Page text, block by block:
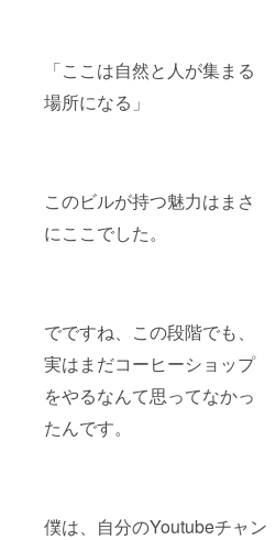
「ここは自然と人が集まる
場所になる」
このビルが持つ魅力はまさ
にここでした。
でですね、この段階でも、
実はまだコーヒーショップ
をやるなんて思ってなかっ
たんです。
僕は、自分のYoutubeチャン